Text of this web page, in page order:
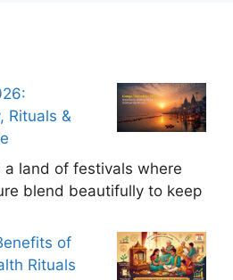
Rituals &
a land of festivals where
blend beautifully to keep
of
Rituals